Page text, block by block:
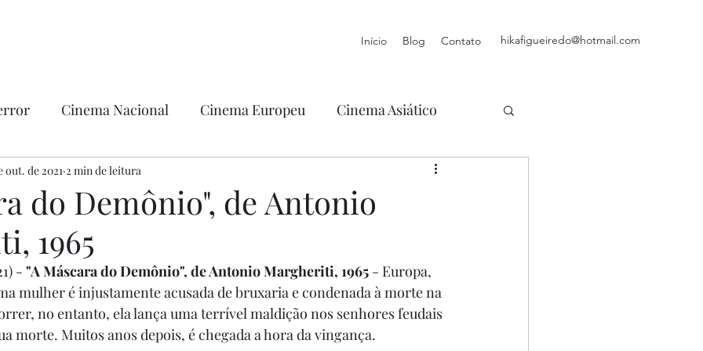
Início Blog Contato hikafigueiredo@hotmail.com
Cinema Nacional Cinema Europeu Cinema Asiático
Ficção Hollywood
do Demônio", de Antonio
1965
out. de 2021 2 min de leitura
- "A Máscara do Demônio", de Antonio Margheriti, 1965 - Europa,
mulher é injustamente acusada de bruxaria e condenada à morte na
no entanto, ela lança uma terrível maldição nos senhores feudais
morte. Muitos anos depois, é chegada a hora da vingança.